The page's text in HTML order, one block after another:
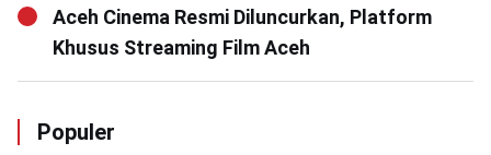
Aceh Cinema Resmi Diluncurkan, Platform
Khusus Streaming Film Aceh
Populer